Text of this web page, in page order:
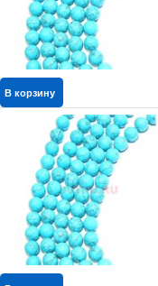
В корзину